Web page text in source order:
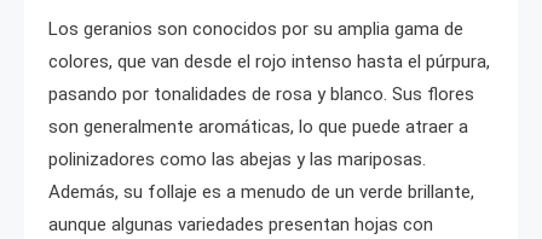
Los geranios son conocidos por su amplia gama de
colores, que van desde el rojo intenso hasta el púrpura,
pasando por tonalidades de rosa y blanco. Sus flores
son generalmente aromáticas, lo que puede atraer a
polinizadores como las abejas y las mariposas.
Además, su follaje es a menudo de un verde brillante,
aunque algunas variedades presentan hojas con